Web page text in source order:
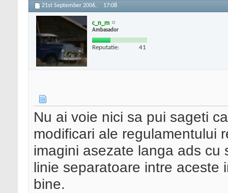
21st September 2006, 17:08
c_n_m
Ambasador
Reputatie: 41
Nu ai voie nici sa pui sageti
modificari ale regulamentului
imagini asezate langa ads cu
linie separatoare intre aceste
bine.